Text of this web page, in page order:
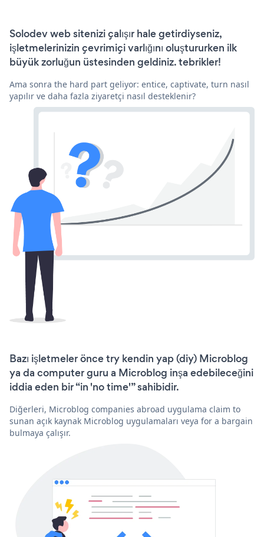
Solodev web sitenizi çalışır hale getirdiyseniz,
işletmelerinizin çevrimiçi varlığını oluştururken ilk
büyük zorluğun üstesinden geldiniz. tebrikler!
Ama sonra the hard part geliyor: entice, captivate, turn nasıl
yapılır ve daha fazla ziyaretçi nasıl desteklenir?
Bazı işletmeler önce try kendin yap (diy) Microblog
ya da computer guru a Microblog inşa edebileceğini
iddia eden bir “in 'no time'” sahibidir.
Diğerleri, Microblog companies abroad uygulama claim to
sunan açık kaynak Microblog uygulamaları veya for a bargain
bulmaya çalışır.